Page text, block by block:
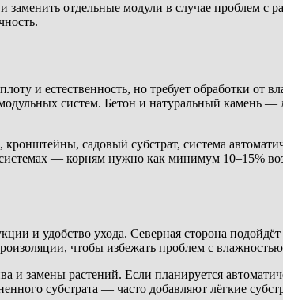
отдельные модули в случае проблем с
и естественность, но требует обработки от
систем. Бетон и натуральный камень
садовый субстрат, система
— корням нужно как минимум 10–15%
и удобство ухода. Северная сторона
чтобы избежать проблем с
и замены растений. Если планируется
субстрата — часто добавляют лёгкие